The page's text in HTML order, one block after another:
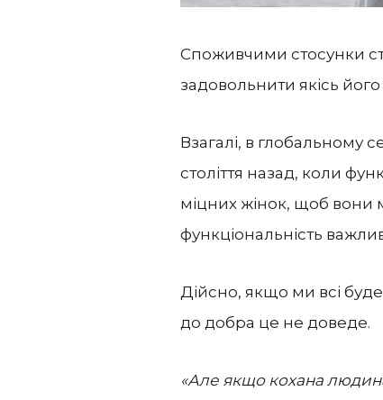
Споживчими стосунки
задовольнити якісь
Взагалі, в глобальному
століття назад, коли
міцних жінок, щоб вони
функціональність
Дійсно, якщо ми всі
до добра це не доведе.
«Але якщо кохана